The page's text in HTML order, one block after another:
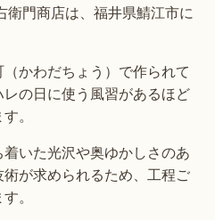
衛門商店は、福井県鯖江市に
かわだちょう）で作られて
の日に使う風習があるほど
。
いた光沢や奥ゆかしさのあ
が求められるため、工程ご
。